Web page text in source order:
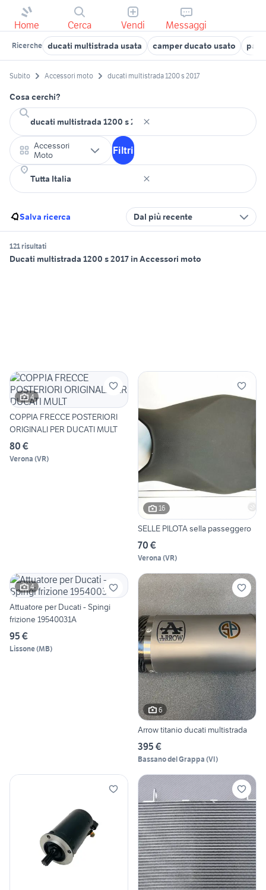
Home Cerca Vendi Messaggi
Ricerche ducati multistrada usata camper ducato usato
Subito Accessori moto ducati multistrada 1200 s 2017
Cosa cerchi?
Accessori
Moto
Filtri
Salva ricerca Dal più recente
121 risultati
Ducati multistrada 1200 s 2017 in Accessori moto
4
COPPIA FRECCE POSTERIORI
ORIGINALI PER DUCATI MULT
80 €
Verona (VR)
16
SELLE PILOTA sella passeggero
70 €
Verona (VR)
4
Attuatore per Ducati - Spingi
frizione 19540031A
95 €
Lissone(MB)
6
Arrow titanio ducati multistrada
395 €
Bassano del Grappa (VI)